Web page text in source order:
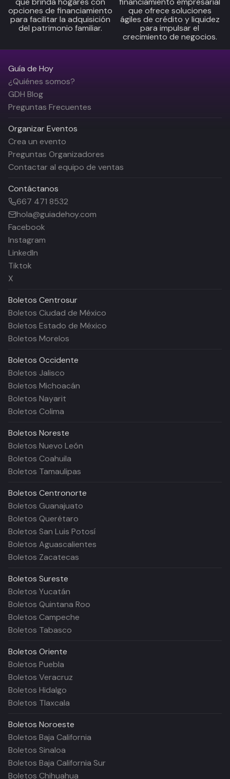
opciones de financiamiento
para facilitar la adquisición
del patrimonio familiar.
que ofrece soluciones
ágiles de crédito y liquidez
para impulsar el
crecimiento de negocios.
Guía de Hoy
¿Quiénes somos?
GDH Blog
Preguntas Frecuentes
Organizar Eventos
Crea un evento
Preguntas Organizadores
Contactar al equipo de ventas
Contáctanos
667 471 8532
hola@guiadehoy.com
Facebook
Instagram
LinkedIn
Tiktok
X
Boletos Centrosur
Boletos Ciudad de México
Boletos Estado de México
Boletos Morelos
Boletos Occidente
Boletos Jalisco
Boletos Michoacán
Boletos Nayarit
Boletos Colima
Boletos Noreste
Boletos Nuevo León
Boletos Coahuila
Boletos Tamaulipas
Boletos Centronorte
Boletos Guanajuato
Boletos Querétaro
Boletos San Luis Potosí
Boletos Aguascalientes
Boletos Zacatecas
Boletos Sureste
Boletos Yucatán
Boletos Quintana Roo
Boletos Campeche
Boletos Tabasco
Boletos Oriente
Boletos Puebla
Boletos Veracruz
Boletos Hidalgo
Boletos Tlaxcala
Boletos Noroeste
Boletos Baja California
Boletos Sinaloa
Boletos Baja California Sur
Boletos Chihuahua